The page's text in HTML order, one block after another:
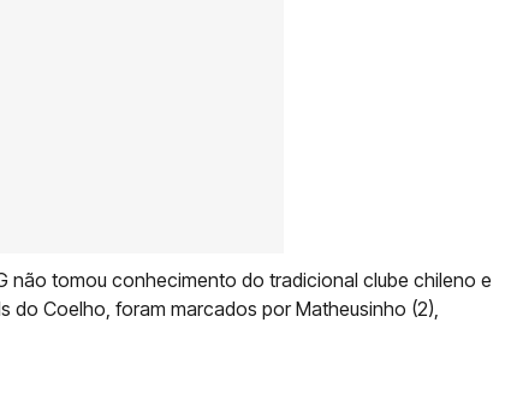
não tomou conhecimento do tradicional clube chileno e
do Coelho, foram marcados por Matheusinho (2),